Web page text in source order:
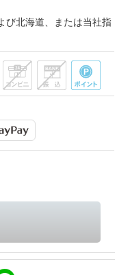
び北海道、または当社指